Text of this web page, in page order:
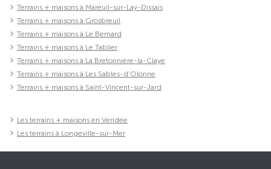
Terrains + maisons à Mareuil-sur-Lay-Dissais
Terrains + maisons à Grosbreuil
Terrains + maisons à Le Bernard
Terrains + maisons à Le Tablier
Terrains + maisons à La Bretonnière-la-Claye
Terrains + maisons à Les Sables-d'Olonne
Terrains + maisons à Saint-Vincent-sur-Jard
Les terrains + maisons en Vendée
Les terrains à Longeville-sur-Mer